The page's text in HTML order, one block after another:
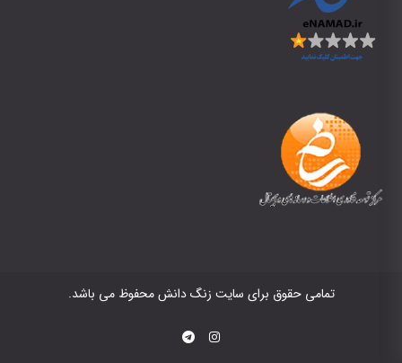
تمامی حقوق برای سایت زنگ دانش محفوظ می باشد.